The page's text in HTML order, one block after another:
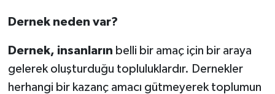
Dernek neden var?
Dernek, insanların belli bir amaç için bir araya
gelerek oluşturduğu topluluklardır. Dernekler
herhangi bir kazanç amacı gütmeyerek toplumun